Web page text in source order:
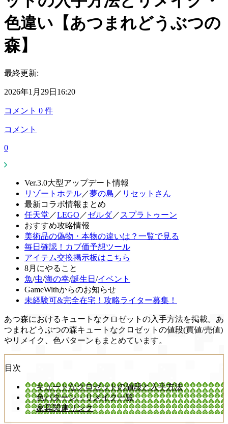
色違い【あつまれどうぶつの
森】
最終更新:
2026年1月29日16:20
コメント 0 件
コメント
0
Ver.3.0大型アップデート情報
リゾートホテル／夢の島 ／ リセットさん
最新コラボ情報まとめ
任天堂 ／LEGO ／ゼルダ／ スプラトゥーン
おすすめ攻略情報
美術品の偽物・本物の違いは？一覧で見る
毎日確認！カブ価予想ツール
アイテム交換掲示板はこちら
8月にやること
魚/虫/海の幸/誕生日 /イベント
GameWithからのお知らせ
未経験可&完全在宅！攻略ライター募集！
あつ森におけるキュートなクロゼットの入手方法を掲載。あ
つまれどうぶつの森キュートなクロゼットの値段(買値/売値)
やリメイク、色パターンもまとめています。
目次
キュートなクロゼットの値段と入手方法
色パターン・リメイク一覧
家具関連リンク